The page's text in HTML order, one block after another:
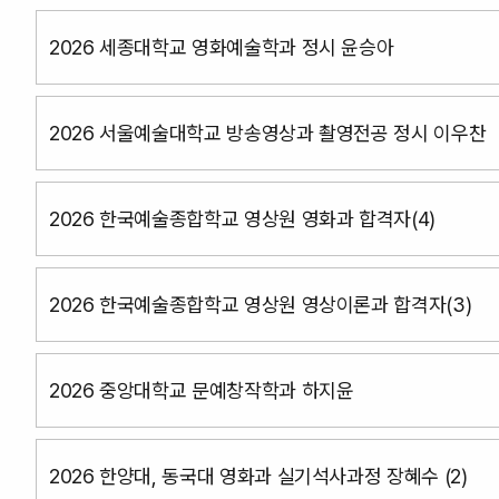
2026 세종대학교 영화예술학과 정시 윤승아
2026 서울예술대학교 방송영상과 촬영전공 정시 이우찬
2026 한국예술종합학교 영상원 영화과 합격자(4)
2026 한국예술종합학교 영상원 영상이론과 합격자(3)
2026 중앙대학교 문예창작학과 하지윤
2026 한양대, 동국대 영화과 실기석사과정 장혜수 (2)